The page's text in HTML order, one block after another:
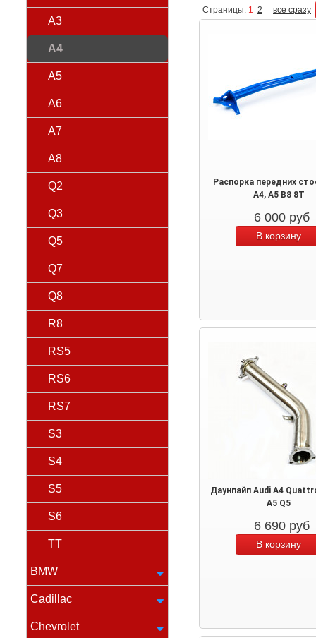
A3
A4
A5
A6
A7
A8
Q2
Q3
Q5
Q7
Q8
R8
RS5
RS6
RS7
S3
S4
S5
S6
TT
BMW
Cadillac
Chevrolet
Страницы: 1 2 все сразу
Распорка передних
A4, A5 B8 8T
6 000 руб
Даунпайп Audi A4
A5 Q5
6 690 руб